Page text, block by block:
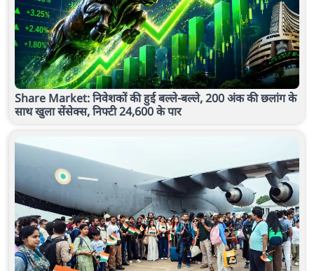
Share Market: निवेशकों की हुई बल्ले-बल्ले, 200 अंक की छलांग के
साथ खुला सेंसेक्स, निफ्टी 24,600 के पार